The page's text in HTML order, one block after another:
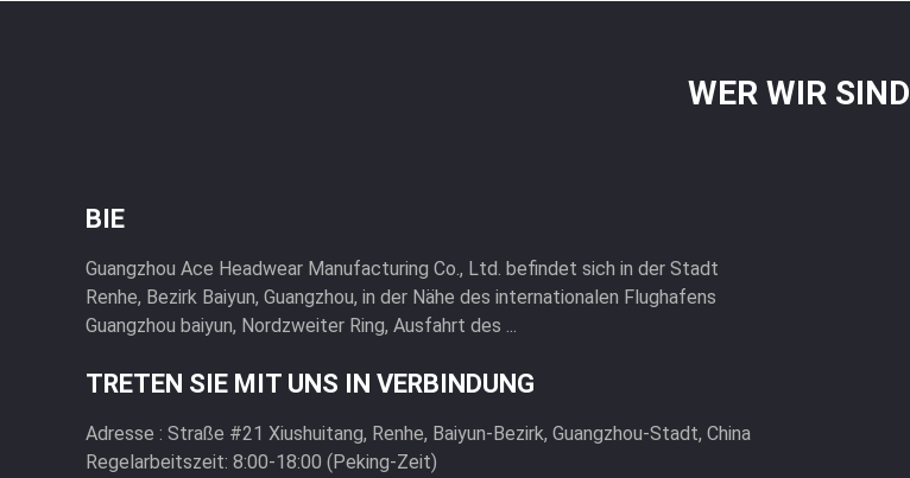
WER WIR SIND
BIE
Guangzhou Ace Headwear Manufacturing Co., Ltd. befindet sich in der Stadt
Renhe, Bezirk Baiyun, Guangzhou, in der Nähe des internationalen Flughafens
Guangzhou baiyun, Nordzweiter Ring, Ausfahrt des ...
TRETEN SIE MIT UNS IN VERBINDUNG
Adresse : Straße #21 Xiushuitang, Renhe, Baiyun-Bezirk, Guangzhou-Stadt, China
Regelarbeitszeit: 8:00-18:00 (Peking-Zeit)